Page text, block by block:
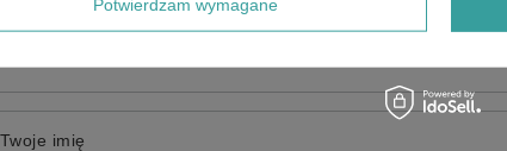
Twoje imię
Potwierdzam wymagane